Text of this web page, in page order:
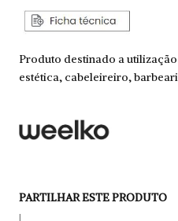
Produto destinado a
estética, cabeleireiro,
PARTILHAR ESTE PRODUTO
|